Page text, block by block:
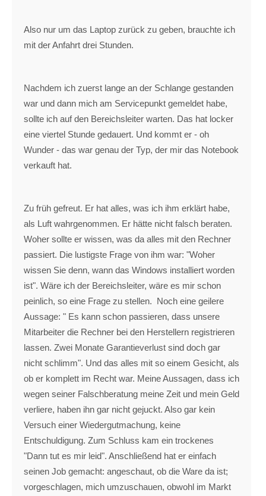
Also nur um das Laptop zurück zu geben, brauchte ich
mit der Anfahrt drei Stunden.
Nachdem ich zuerst lange an der Schlange gestanden
war und dann mich am Servicepunkt gemeldet habe,
sollte ich auf den Bereichsleiter warten. Das hat locker
eine viertel Stunde gedauert. Und kommt er - oh
Wunder - das war genau der Typ, der mir das Notebook
verkauft hat.
Zu früh gefreut. Er hat alles, was ich ihm erklärt habe,
als Luft wahrgenommen. Er hätte nicht falsch beraten.
Woher sollte er wissen, was da alles mit den Rechner
passiert. Die lustigste Frage von ihm war: "Woher
wissen Sie denn, wann das Windows installiert worden
ist". Wäre ich der Bereichsleiter, wäre es mir schon
peinlich, so eine Frage zu stellen. Noch eine geilere
Aussage: " Es kann schon passieren, dass unsere
Mitarbeiter die Rechner bei den Herstellern registrieren
lassen. Zwei Monate Garantieverlust sind doch gar
nicht schlimm". Und das alles mit so einem Gesicht, als
ob er komplett im Recht war. Meine Aussagen, dass ich
wegen seiner Falschberatung meine Zeit und mein Geld
verliere, haben ihn gar nicht gejuckt. Also gar kein
Versuch einer Wiedergutmachung, keine
Entschuldigung. Zum Schluss kam ein trockenes
"Dann tut es mir leid". Anschließend hat er einfach
seinen Job gemacht: angeschaut, ob die Ware da ist;
vorgeschlagen, mich umzuschauen, obwohl im Markt